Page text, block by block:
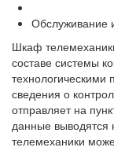
Обслуживание
Шкаф
составе системы
сведения о
отправляет на
данные
телемеханики